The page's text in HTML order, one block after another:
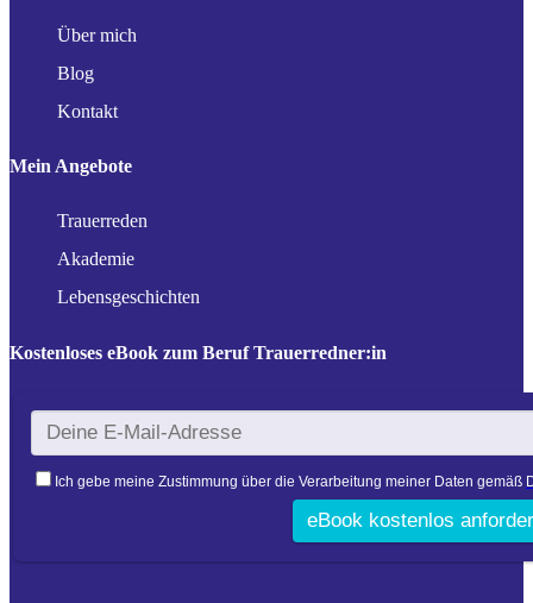
Über mich
Blog
Kontakt
Mein Angebote
Trauerreden
Akademie
Lebensgeschichten
Kostenloses eBook zum Beruf Trauerredner:in